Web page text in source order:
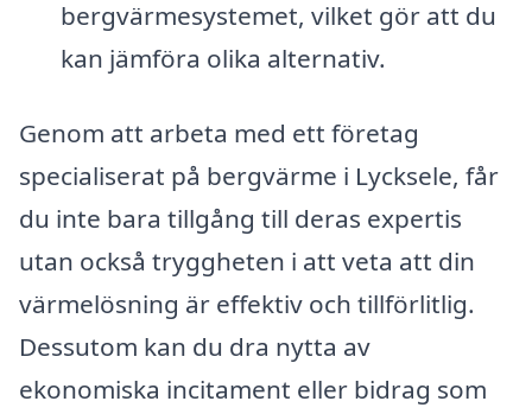
bergvärmesystemet, vilket gör att du
kan jämföra olika alternativ.
Genom att arbeta med ett företag
specialiserat på bergvärme i Lycksele, får
du inte bara tillgång till deras expertis
utan också tryggheten i att veta att din
värmelösning är effektiv och tillförlitlig.
Dessutom kan du dra nytta av
ekonomiska incitament eller bidrag som